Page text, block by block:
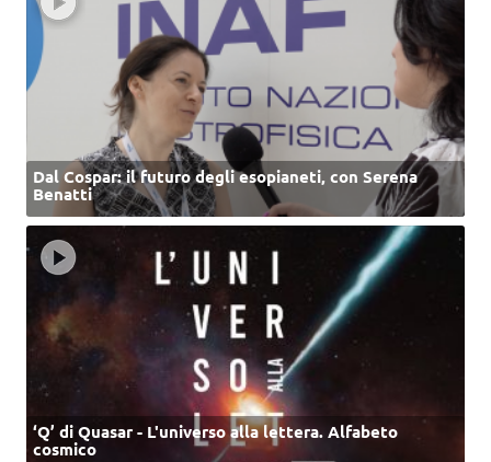
Dal Cospar: il futuro degli esopianeti, con Serena
Benatti
‘Q’ di Quasar - L'universo alla lettera. Alfabeto
cosmico